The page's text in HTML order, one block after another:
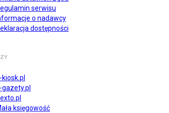
serwisu
o nadawcy
dostępności
kiosk.pl
gazety.pl
księgowość